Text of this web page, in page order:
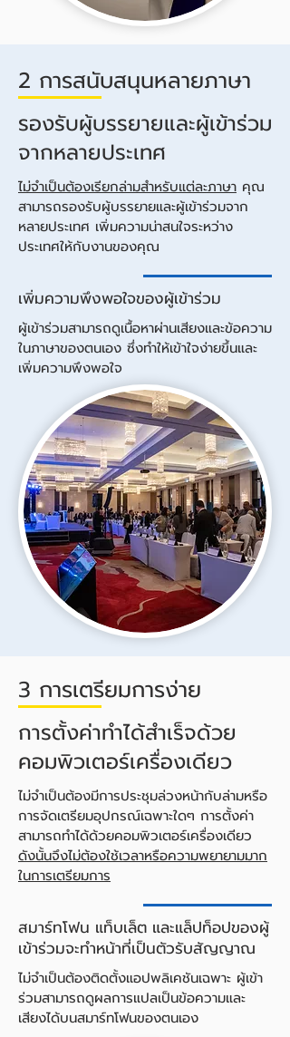
2 การสนับสนุนหลายภาษา
รองรับผู้บรรยายและผู้เข้าร่วม
จากหลายประเทศ
ไม่จำเป็นต้องเรียกล่ามสำหรับแต่ละภาษา คุณ
สามารถรองรับผู้บรรยายและผู้เข้าร่วมจาก
หลายประเทศ เพิ่มความน่าสนใจระหว่าง
ประเทศให้กับงานของคุณ
เพิ่มความพึงพอใจของผู้เข้าร่วม
ผู้เข้าร่วมสามารถดูเนื้อหาผ่านเสียงและข้อความ
ในภาษาของตนเอง ซึ่งทำให้เข้าใจง่ายขึ้นและ
เพิ่มความพึงพอใจ
3 การเตรียมการง่าย
การตั้งค่าทำได้สำเร็จด้วย
คอมพิวเตอร์เครื่องเดียว
ไม่จำเป็นต้องมีการประชุมล่วงหน้ากับล่ามหรือ
การจัดเตรียมอุปกรณ์เฉพาะใดๆ การตั้งค่า
สามารถทำได้ด้วยคอมพิวเตอร์เครื่องเดียว
ดังนั้นจึงไม่ต้องใช้เวลาหรือความพยายามมาก
ในการเตรียมการ
สมาร์ทโฟน แท็บเล็ต และแล็ปท็อปของผู้
เข้าร่วมจะทำหน้าที่เป็นตัวรับสัญญาณ
ไม่จำเป็นต้องติดตั้งแอปพลิเคชันเฉพาะ ผู้เข้า
ร่วมสามารถดูผลการแปลเป็นข้อความและ
เสียงได้บนสมาร์ทโฟนของตนเอง